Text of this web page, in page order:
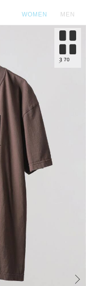
WOMEN MEN
3 70